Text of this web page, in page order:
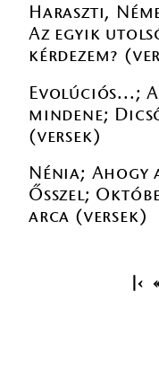
Haraszti,
Az egyik
kérdezem?
Evolúciós...;
mindene;
(versek)
Nénia; Ahogy
Ősszel;
arca (versek)
|‹